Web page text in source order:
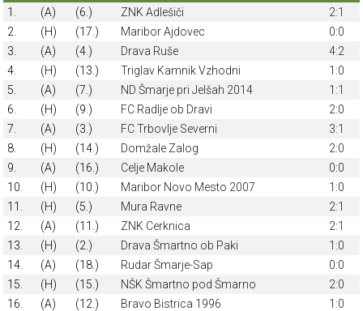
1.
(A) (6.) ZNK Adlešiči
2:1
2.
(H) (17.) Maribor Ajdovec
0:0
3.
(A) (4.) Drava Ruše
4:2
4.
(H) (13.) Triglav Kamnik Vzhodni
1:0
5.
(A) (7.) ND Šmarje pri Jelšah 2014
1:1
6.
(H) (9.) FC Radlje ob Dravi
2:0
7.
(A) (3.) FC Trbovlje Severni
3:1
8.
(H) (14.) Domžale Zalog
2:0
9.
(A) (16.) Celje Makole
0:0
10.
(H) (10.) Maribor Novo Mesto 2007
1:0
11.
(H) (5.) Mura Ravne
2:1
12.
(A) (11.) ZNK Cerknica
2:1
13.
(H) (2.) Drava Šmartno ob Paki
1:0
14.
(A) (18.) Rudar Šmarje-Sap
0:0
15.
(H) (15.) NŠK Šmartno pod Šmarno
2:0
16.
(A) (12.) Bravo Bistrica 1996
1:0